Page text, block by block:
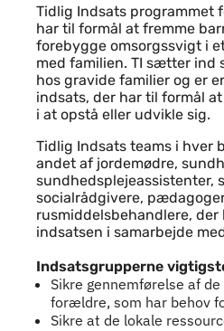
Tidlig Indsats programmet
har til formål at fremme
forebygge omsorgssvigt i
med familien. TI sætter ind
hos gravide familier og er
indsats, der har til formål
i at opstå eller udvikle sig.
Tidlig Indsats teams i hver
andet af jordemødre,
sundhedsplejeassistenter,
socialrådgivere,
rusmiddelsbehandlere, der
indsatsen i samarbejde
Indsatsgrupperne
Sikre gennemførelse af
forældre, som har behov
Sikre at de lokale